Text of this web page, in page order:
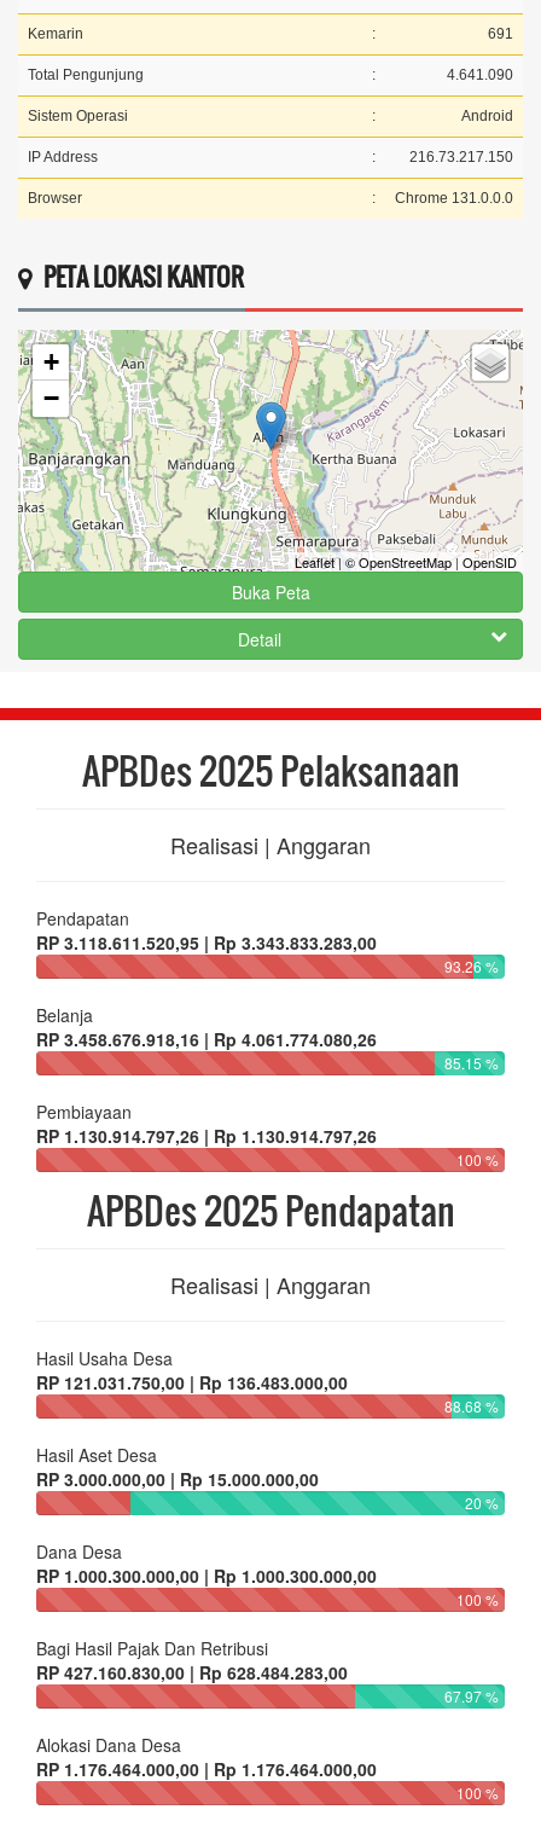
Kemarin : 691
Total Pengunjung : 4.641.090
Sistem Operasi : Android
IP Address : 216.73.217.150
Browser : Chrome 131.0.0.0
PETA LOKASI KANTOR
+
−
Leaflet|© OpenStreetMap|OpenSID
Buka Peta
Detail
APBDes 2025 Pelaksanaan
Realisasi | Anggaran
Pendapatan
RP 3.118.611.520,95 | Rp 3.343.833.283,00
93.26 %
Belanja
RP 3.458.676.918,16 | Rp 4.061.774.080,26
85.15 %
Pembiayaan
RP 1.130.914.797,26 | Rp 1.130.914.797,26
100 %
APBDes 2025 Pendapatan
Realisasi | Anggaran
Hasil Usaha Desa
RP 121.031.750,00 | Rp 136.483.000,00
88.68 %
Hasil Aset Desa
RP 3.000.000,00 | Rp 15.000.000,00
20 %
Dana Desa
RP 1.000.300.000,00 | Rp 1.000.300.000,00
100 %
Bagi Hasil Pajak Dan Retribusi
RP 427.160.830,00 | Rp 628.484.283,00
67.97 %
Alokasi Dana Desa
RP 1.176.464.000,00 | Rp 1.176.464.000,00
100 %